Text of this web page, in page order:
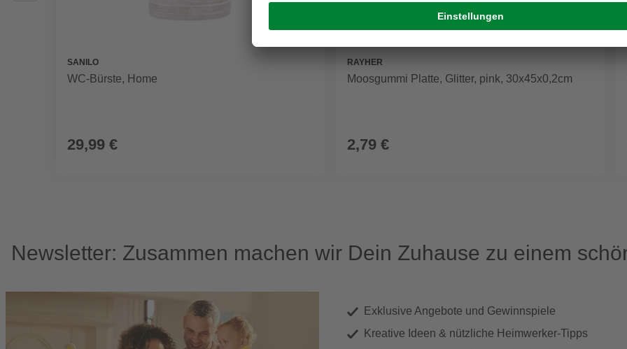
SANILO
WC-Bürste, Home
29,99 €
RAYHER
Moosgummi Platte, Glitter, pink, 30x45x0,2cm
2,79 €
Newsletter: Zusammen machen wir Dein Zuhause zu einem
Exklusive Angebote und Gewinnspiele
Kreative Ideen & nützliche Heimwerker-Tipps